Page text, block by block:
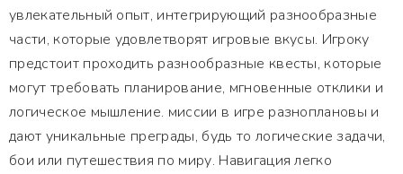
увлекательный опыт, интегрирующий разнообразные
части, которые удовлетворят игровые вкусы. Игроку
предстоит проходить разнообразные квесты, которые
могут требовать планирование, мгновенные отклики и
логическое мышление. миссии в игре разноплановы и
дают уникальные преграды, будь то логические задачи,
бои или путешествия по миру. Навигация легко